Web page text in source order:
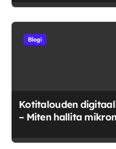
Blogi
Kotitalouden
– Miten hallita